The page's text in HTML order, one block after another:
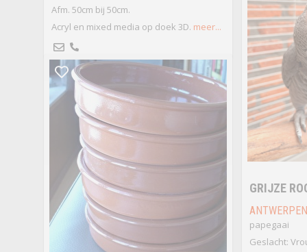
Afm. 50cm bij 50cm.
Acryl en mixed media op doek 3D. meer...
GRIJZE
ANTWERPEN
papegaai
Geslacht: